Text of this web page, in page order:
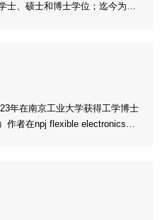
士、硕士和博士学位；迄今为止
2）有机发光二极管3. 奖励荣誉
省优秀博士后（引进类）4. 学
年在南京工业大学获得工学博士
作者在npj flexible electronics，
汗液生物电子器件的构建与健
界面的构效关系及其在健康监...